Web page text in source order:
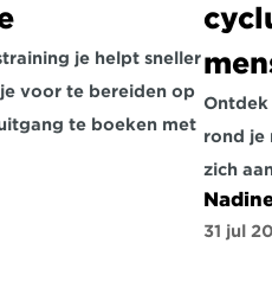
je helpt sneller
voor te bereiden op
te boeken met
rond je
zich
31 jul